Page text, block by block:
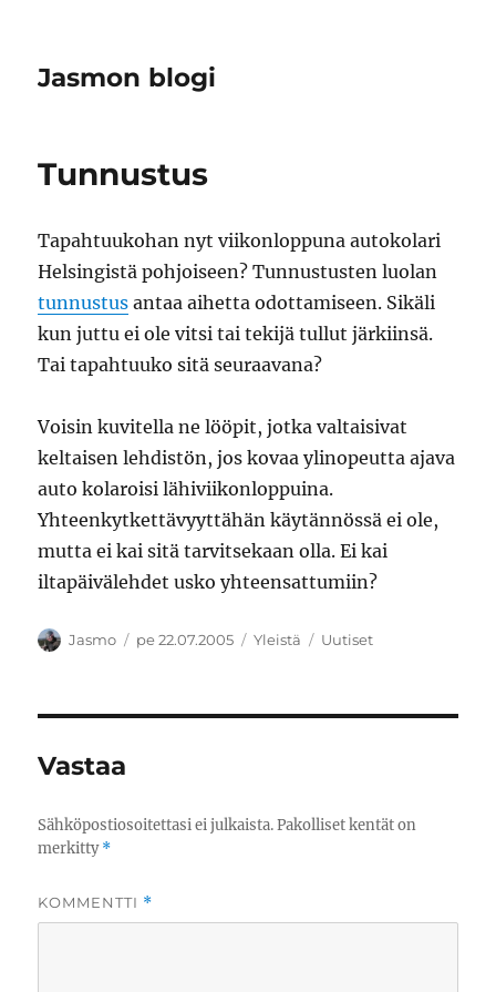
Jasmon blogi
Tunnustus
Tapahtuukohan nyt viikonloppuna autokolari
Helsingistä pohjoiseen? Tunnustusten luolan
tunnustus antaa aihetta odottamiseen. Sikäli
kun juttu ei ole vitsi tai tekijä tullut järkiinsä.
Tai tapahtuuko sitä seuraavana?
Voisin kuvitella ne lööpit, jotka valtaisivat
keltaisen lehdistön, jos kovaa ylinopeutta ajava
auto kolaroisi lähiviikonloppuina.
Yhteenkytkettävyyttähän käytännössä ei ole,
mutta ei kai sitä tarvitsekaan olla. Ei kai
iltapäivälehdet usko yhteensattumiin?
Kirjoittaja
Jasmo Julkaistu
pe 22.07.2005 Kategoriat
Yleistä Avainsanat
Uutiset
Vastaa
Sähköpostiosoitettasi ei julkaista. Pakolliset kentät on
merkitty*
KOMMENTTI *